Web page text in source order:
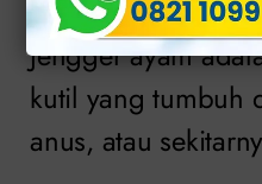
Jengger ayam
kutil yang tumbuh
anus, atau